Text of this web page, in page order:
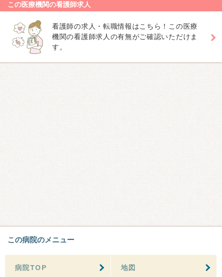
この医療機関の看護師求人
看護師の求人・転職情報はこちら！この医療
機関の看護師求人の有無がご確認いただけま
す。
この病院のメニュー
病院TOP 地図